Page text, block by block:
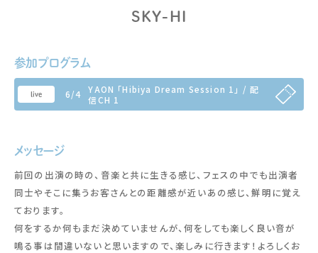
SKY-HI
参加プログラム
live 6/4
YAON 「Hibiya Dream Session 1」 / 配
信CH 1
メッセージ
前回の出演の時の、音楽と共に生きる感じ、フェスの中でも出演者
同士やそこに集うお客さんとの距離感が近いあの感じ、鮮明に覚え
ております。
何をするか何もまだ決めていませんが、何をしても楽しく良い音が
鳴る事は間違いないと思いますので、楽しみに行きます！よろしくお